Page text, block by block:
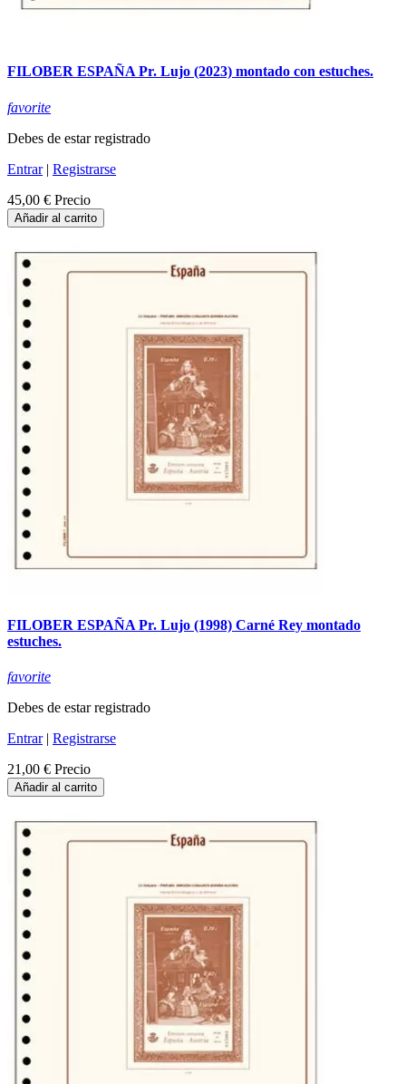
FILOBER ESPAÑA Pr. Lujo (2023) montado con estuches.
favorite
Debes de estar registrado
Entrar| Registrarse
45,00 € Precio
Añadir al carrito
FILOBER ESPAÑA Pr. Lujo (1998) Carné Rey montado
estuches.
favorite
Debes de estar registrado
Entrar| Registrarse
21,00 € Precio
Añadir al carrito